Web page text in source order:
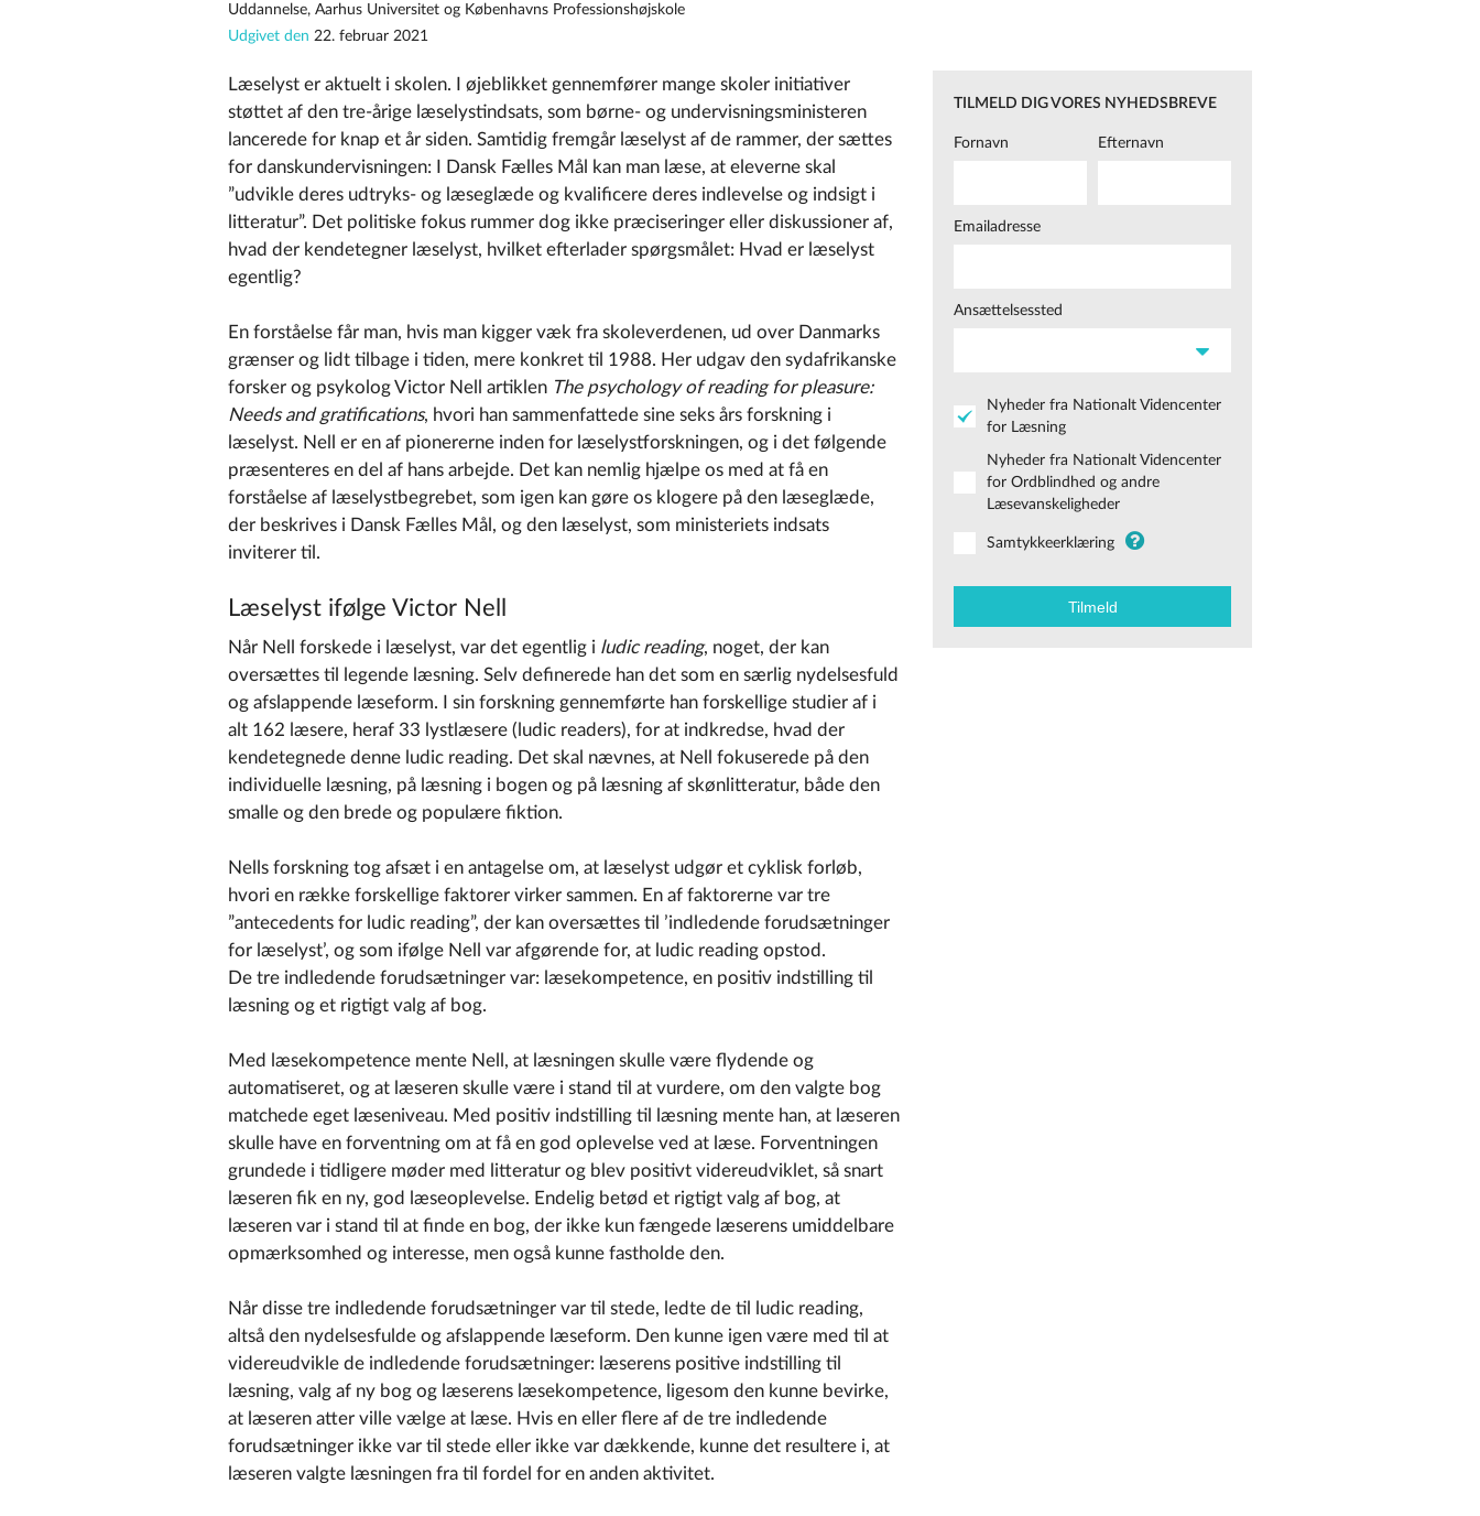
Uddannelse, Aarhus Universitet og Københavns Professionshøjskole
Udgivet den 22. februar 2021
Læselyst er aktuelt i skolen. I øjeblikket gennemfører mange skoler initiativer
støttet af den tre-årige læselystindsats, som børne- og undervisningsministeren
lancerede for knap et år siden. Samtidig fremgår læselyst af de rammer, der sættes
for danskundervisningen: I Dansk Fælles Mål kan man læse, at eleverne skal
”udvikle deres udtryks- og læseglæde og kvalificere deres indlevelse og indsigt i
litteratur”. Det politiske fokus rummer dog ikke præciseringer eller diskussioner af,
hvad der kendetegner læselyst, hvilket efterlader spørgsmålet: Hvad er læselyst
egentlig?
En forståelse får man, hvis man kigger væk fra skoleverdenen, ud over Danmarks
grænser og lidt tilbage i tiden, mere konkret til 1988. Her udgav den sydafrikanske
forsker og psykolog Victor Nell artiklen The psychology of reading for pleasure:
Needs and gratifications, hvori han sammenfattede sine seks års forskning i
læselyst. Nell er en af pionererne inden for læselystforskningen, og i det følgende
præsenteres en del af hans arbejde. Det kan nemlig hjælpe os med at få en
forståelse af læselystbegrebet, som igen kan gøre os klogere på den læseglæde,
der beskrives i Dansk Fælles Mål, og den læselyst, som ministeriets indsats
inviterer til.
Læselyst ifølge Victor Nell
Når Nell forskede i læselyst, var det egentlig i ludic reading, noget, der kan
oversættes til legende læsning. Selv definerede han det som en særlig nydelsesfuld
og afslappende læseform. I sin forskning gennemførte han forskellige studier af i
alt 162 læsere, heraf 33 lystlæsere (ludic readers), for at indkredse, hvad der
kendetegnede denne ludic reading. Det skal nævnes, at Nell fokuserede på den
individuelle læsning, på læsning i bogen og på læsning af skønlitteratur, både den
smalle og den brede og populære fiktion.
Nells forskning tog afsæt i en antagelse om, at læselyst udgør et cyklisk forløb,
hvori en række forskellige faktorer virker sammen. En af faktorerne var tre
”antecedents for ludic reading”, der kan oversættes til ’indledende forudsætninger
for læselyst’, og som ifølge Nell var afgørende for, at ludic reading opstod.
De tre indledende forudsætninger var: læsekompetence, en positiv indstilling til
læsning og et rigtigt valg af bog.
Med læsekompetence mente Nell, at læsningen skulle være flydende og
automatiseret, og at læseren skulle være i stand til at vurdere, om den valgte bog
matchede eget læseniveau. Med positiv indstilling til læsning mente han, at læseren
skulle have en forventning om at få en god oplevelse ved at læse. Forventningen
grundede i tidligere møder med litteratur og blev positivt videreudviklet, så snart
læseren fik en ny, god læseoplevelse. Endelig betød et rigtigt valg af bog, at
læseren var i stand til at finde en bog, der ikke kun fængede læserens umiddelbare
opmærksomhed og interesse, men også kunne fastholde den.
Når disse tre indledende forudsætninger var til stede, ledte de til ludic reading,
altså den nydelsesfulde og afslappende læseform. Den kunne igen være med til at
videreudvikle de indledende forudsætninger: læserens positive indstilling til
læsning, valg af ny bog og læserens læsekompetence, ligesom den kunne bevirke,
at læseren atter ville vælge at læse. Hvis en eller flere af de tre indledende
forudsætninger ikke var til stede eller ikke var dækkende, kunne det resultere i, at
læseren valgte læsningen fra til fordel for en anden aktivitet.
TILMELD DIG VORES NYHEDSBREVE
Fornavn Efternavn
Emailadresse
Ansættelsessted
Nyheder fra Nationalt Videncenter
for Læsning
Nyheder fra Nationalt Videncenter
for Ordblindhed og andre
Læsevanskeligheder
Samtykkeerklæring